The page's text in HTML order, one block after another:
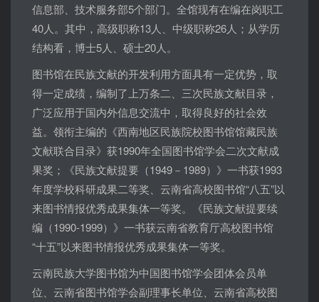
信息部、技术服务部5个部门。全馆现有在编在岗职工
40人。其中，高级职称13人、中级职称26人；从学历
结构看，博士5人、硕士20人。
图书馆在民族文献的开发利用方面具有一定优势，取
得一定成绩，编制了上万条二、三次民族文献目录，
广泛应用于国内外信息交流中，取得良好的社会效
益。领衔主编的《西南地区民族院校图书馆馆藏民族
文献联合目录》获1990年全国图书馆学会二次文献成
果奖；《民族文献提要（1949－1989）》一书获1993
年度学校科研成果二等奖、云南省高校图书馆“八五”以
来图书情报优秀成果集体一等奖。《民族文献提要续
编（1990-1999）》一书获云南省教育厅高校图书馆
“十五”以来图书情报优秀成果集体一等奖。
云南民族大学图书馆为中国图书馆学会团体会员单
位、云南省图书馆学会副理事长单位、云南省高校图